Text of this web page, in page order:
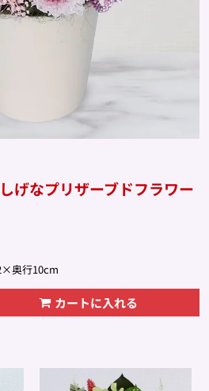
げなプリザーブドフラワー
奥行10cm
カートに入れる